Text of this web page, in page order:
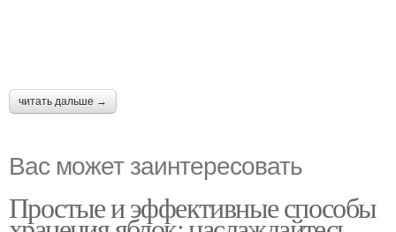
читать дальше →
Вас может заинтересовать
Простые и эффективные способы